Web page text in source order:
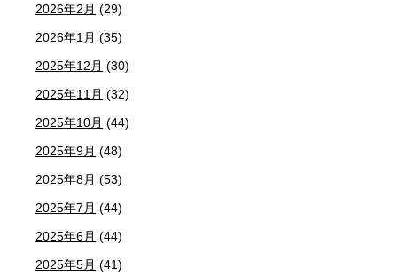
2026年2月 (29)
2026年1月 (35)
2025年12月 (30)
2025年11月 (32)
2025年10月 (44)
2025年9月 (48)
2025年8月 (53)
2025年7月 (44)
2025年6月 (44)
2025年5月 (41)